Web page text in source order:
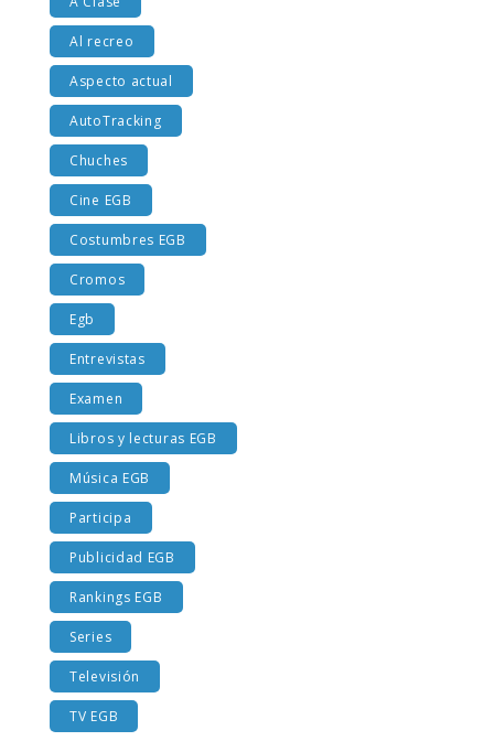
A Clase
Al recreo
Aspecto actual
AutoTracking
Chuches
Cine EGB
Costumbres EGB
Cromos
Egb
Entrevistas
Examen
Libros y lecturas EGB
Música EGB
Participa
Publicidad EGB
Rankings EGB
Series
Televisión
TV EGB